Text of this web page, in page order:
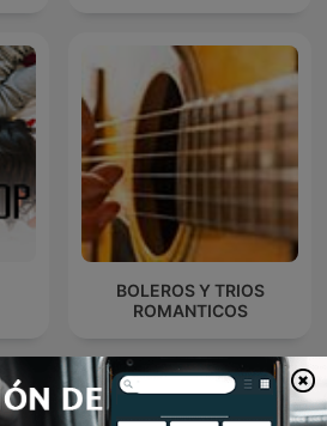
BOLEROS Y TRIOS
ROMANTICOS